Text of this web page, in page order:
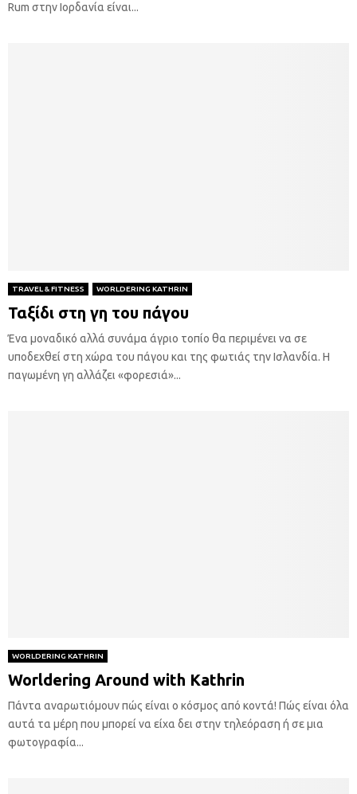
Rum στην Ιορδανία είναι...
TRAVEL & FITNESS WORLDERING KATHRIN
Ταξίδι στη γη του πάγου
Ένα μοναδικό αλλά συνάμα άγριο τοπίο θα περιμένει να σε
υποδεχθεί στη χώρα του πάγου και της φωτιάς την Ισλανδία. Η
παγωμένη γη αλλάζει «φορεσιά»...
WORLDERING KATHRIN
Worldering Around with Kathrin
Πάντα αναρωτιόμουν πώς είναι ο κόσμος από κοντά! Πώς είναι όλα
αυτά τα μέρη που μπορεί να είχα δει στην τηλεόραση ή σε μια
φωτογραφία...